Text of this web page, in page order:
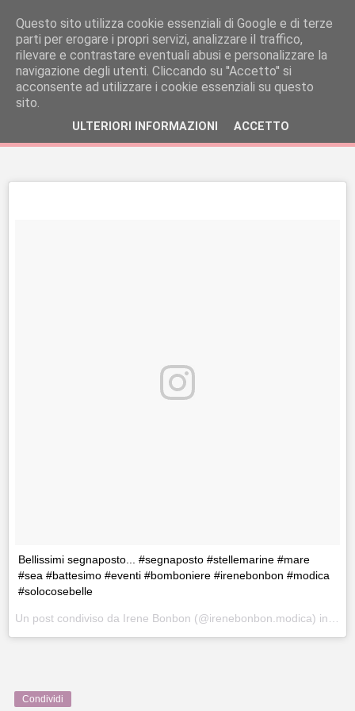
Bellissimi segnaposto... #segnaposto #stellemarine #mare
#sea #battesimo #eventi #bomboniere #irenebonbon #modica
#solocosebelle
Condividi
Questo sito utilizza cookie essenziali di Google e di terze
parti per erogare i propri servizi, analizzare il traffico,
rilevare e contrastare eventuali abusi e personalizzare la
navigazione degli utenti. Cliccando su ''Accetto'' si
acconsente ad utilizzare i cookie essenziali su questo
sito.
ULTERIORI INFORMAZIONI ACCETTO